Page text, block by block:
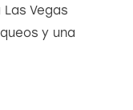
Vegas
y una